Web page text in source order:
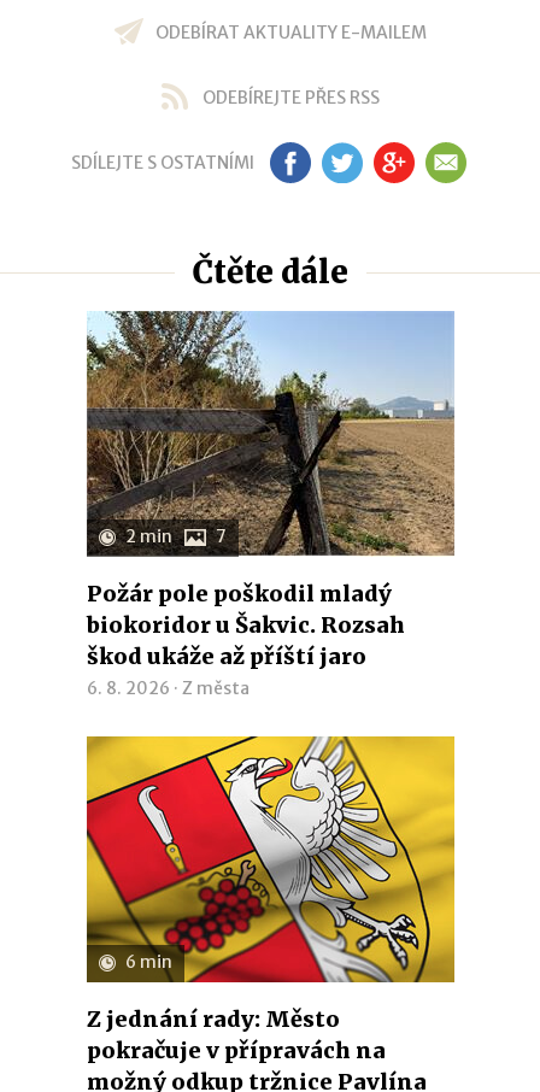
ODEBÍRAT AKTUALITY E-MAILEM
ODEBÍREJTE PŘES RSS
SDÍLEJTE S OSTATNÍMI FB TW GP EM
Čtěte dále
2 min 7
Požár pole poškodil mladý
biokoridor u Šakvic. Rozsah
škod ukáže až příští jaro
6. 8. 2026 · Z města
6 min
Z jednání rady: Město
pokračuje v přípravách na
možný odkup tržnice Pavlína